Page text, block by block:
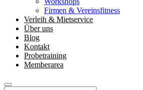
Firmen & Vereinsfitness
Verleih & Mietservice
Über uns
Blog
Kontakt
Probetraining
Memberarea